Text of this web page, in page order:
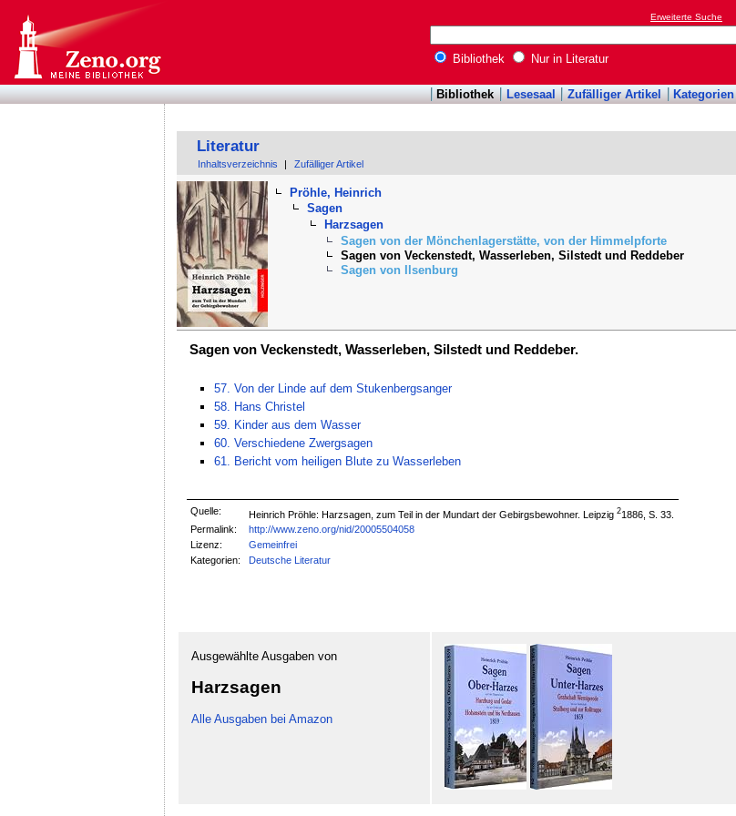
Erweiterte Suche
Bibliothek Nur in Literatur
Bibliothek Lesesaal Zufälliger Artikel Kategorien
Literatur
Inhaltsverzeichnis Zufälliger Artikel
Pröhle, Heinrich
Sagen
Harzsagen
Sagen von der Mönchenlagerstätte, von der Himmelpforte
Sagen von Veckenstedt, Wasserleben, Silstedt und Reddeber
Sagen von Ilsenburg
Sagen von Veckenstedt, Wasserleben, Silstedt und Reddeber.
57. Von der Linde auf dem Stukenbergsanger
58. Hans Christel
59. Kinder aus dem Wasser
60. Verschiedene Zwergsagen
61. Bericht vom heiligen Blute zu Wasserleben
Quelle: Heinrich Pröhle: Harzsagen, zum Teil in der Mundart der Gebirgsbewohner. Leipzig21886, S. 33.
Permalink:
http://www.zeno.org/nid/20005504058
Lizenz:
Gemeinfrei
Kategorien:
Deutsche Literatur
Ausgewählte Ausgaben von
Harzsagen
Alle Ausgaben bei Amazon